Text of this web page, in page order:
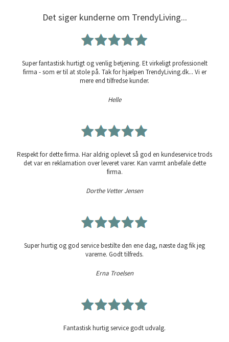
Det siger kunderne om TrendyLiving...
Super fantastisk hurtigt og venlig betjening. Et virkeligt professionelt
firma - som er til at stole på. Tak for hjælpen TrendyLiving.dk... Vi er
mere end tilfredse kunder.
Helle
Respekt for dette firma. Har aldrig oplevet så god en kundeservice trods
det var en reklamation over leveret varer. Kan varmt anbefale dette
firma.
Dorthe Vetter Jensen
Super hurtig og god service bestilte den ene dag, næste dag fik jeg
varerne. Godt tilfreds.
Erna Troelsen
Fantastisk hurtig service godt udvalg.